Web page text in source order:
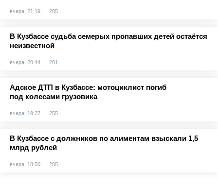
вчера, 21:19 205
В Кузбассе судьба семерых пропавших детей остаётся
неизвестной
вчера, 20:44 201
Адское ДТП в Кузбассе: мотоциклист погиб
под колесами грузовика
вчера, 19:27 255
В Кузбассе с должников по алиментам взыскали 1,5
млрд рублей
вчера, 18:50 205